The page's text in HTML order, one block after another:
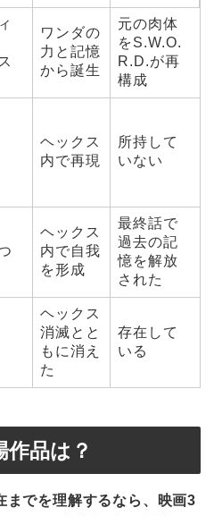
ワンダの
力と記憶
から誕生
元の肉体
をS.W.O.
R.D.が再
構成
ヘックス
内で再現
所持して
いない
ヘックス
内で自我
を形成
最終話で
過去の記
憶を解放
された
ヘックス
消滅とと
もに消え
た
存在して
いる
品は？
までを理解するなら、映画3